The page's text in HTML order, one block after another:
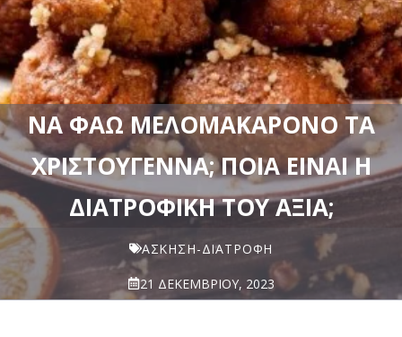
ΝΑ ΦΆΩ ΜΕΛΟΜΑΚΆΡΟΝΟ ΤΑ
ΧΡΙΣΤΟΎΓΕΝΝΑ; ΠΟΙΑ ΕΊΝΑΙ Η
ΔΙΑΤΡΟΦΙΚΉ ΤΟΥ ΑΞΊΑ;
ΆΣΚΗΣΗ-ΔΙΑΤΡΟΦΉ
21 ΔΕΚΕΜΒΡΊΟΥ, 2023